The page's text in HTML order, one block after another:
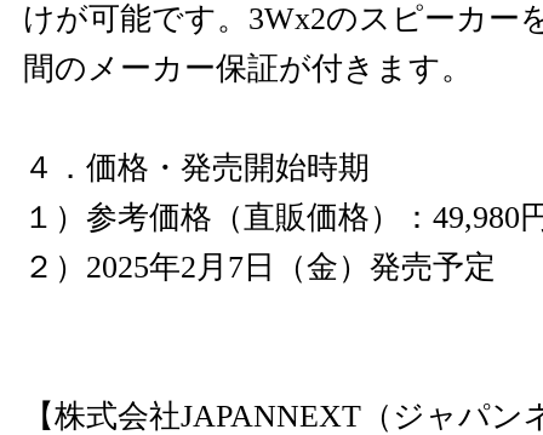
けが可能です。3Wx2のスピーカー
間のメーカー保証が付きます。
４．価格・発売開始時期
１）参考価格（直販価格）：49,980
２）2025年2月7日（金）発売予定
【株式会社JAPANNEXT（ジャパ